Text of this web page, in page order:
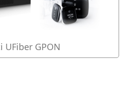
UFiber GPON